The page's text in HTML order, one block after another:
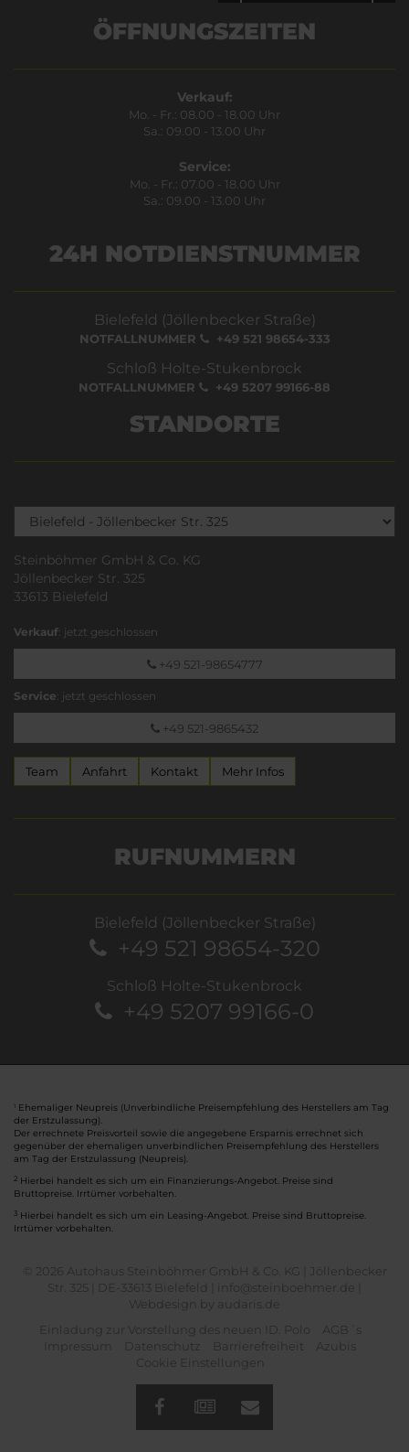
ÖFFNUNGSZEITEN
Verkauf:
Mo. - Fr.: 08.00 - 18.00 Uhr
Sa.: 09.00 - 13.00 Uhr
Service:
Mo. - Fr.: 07.00 - 18.00 Uhr
Sa.: 09.00 - 13.00 Uhr
24H NOTDIENSTNUMMER
Bielefeld (Jöllenbecker Straße)
NOTFALLNUMMER +49 521 98654-333
Schloß Holte-Stukenbrock
NOTFALLNUMMER +49 5207 99166-88
STANDORTE
Steinböhmer GmbH & Co. KG
Jöllenbecker Str. 325
33613 Bielefeld
Verkauf: jetzt geschlossen
+49 521-98654777
Service: jetzt geschlossen
+49 521-9865432
Team Anfahrt Kontakt Mehr Infos
RUFNUMMERN
Bielefeld (Jöllenbecker Straße)
+49 521 98654-320
Schloß Holte-Stukenbrock
+49 5207 99166-0
1 Ehemaliger Neupreis (Unverbindliche Preisempfehlung des Herstellers am Tag
der Erstzulassung).
Der errechnete Preisvorteil sowie die angegebene Ersparnis errechnet sich
gegenüber der ehemaligen unverbindlichen Preisempfehlung des Herstellers
am Tag der Erstzulassung (Neupreis).
2 Hierbei handelt es sich um ein Finanzierungs-Angebot. Preise sind
Bruttopreise. Irrtümer vorbehalten.
3 Hierbei handelt es sich um ein Leasing-Angebot. Preise sind Bruttopreise.
Irrtümer vorbehalten.
© 2026 Autohaus Steinböhmer GmbH & Co. KG | Jöllenbecker
Str. 325 | DE-33613 Bielefeld | info@steinboehmer.de |
Webdesign by audaris.de
Einladung zur Vorstellung des neuen ID. Polo
AGB´s
Impressum
Datenschutz Barrierefreiheit
Azubis
Cookie Einstellungen